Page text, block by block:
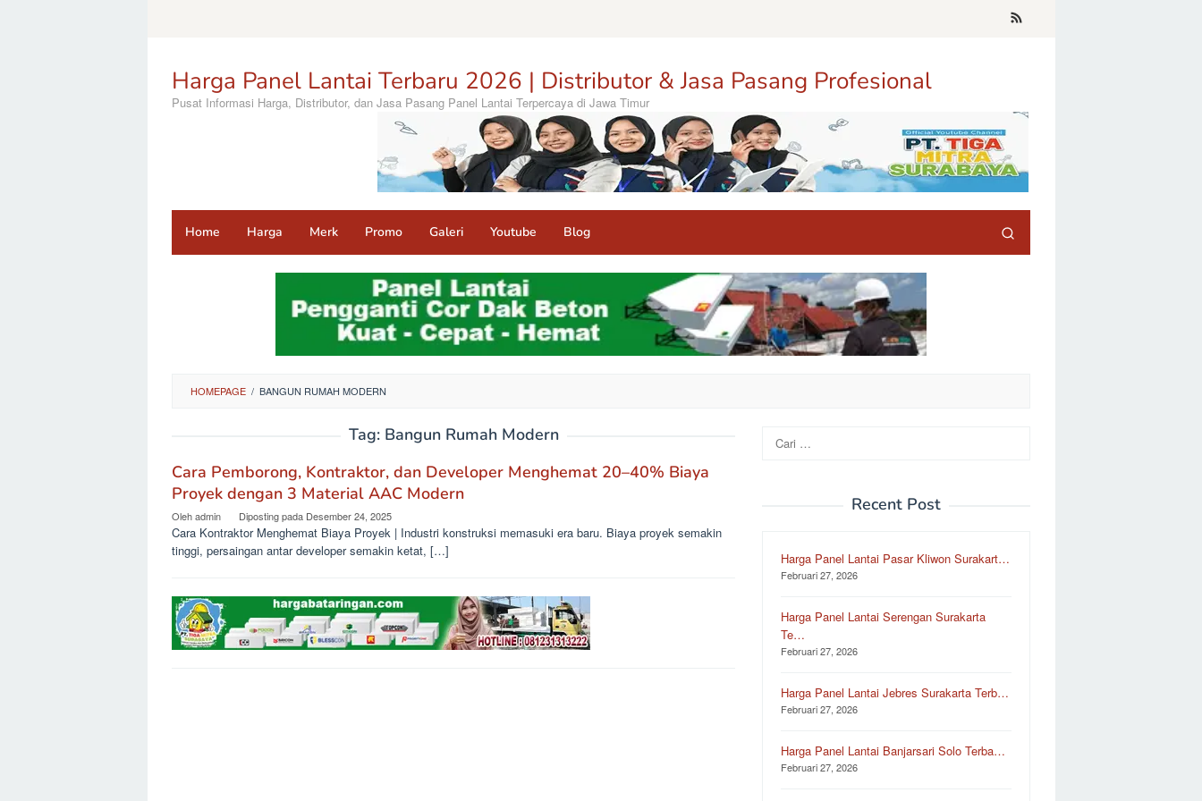
Harga Panel Lantai Terbaru 2026 | Distributor & Jasa Pasang Profesional
Pusat Informasi Harga, Distributor, dan Jasa Pasang Panel Lantai Terpercaya di Jawa Timur
Home Harga Merk Promo Galeri Youtube Blog
HOMEPAGE / BANGUN RUMAH MODERN
Tag: Bangun Rumah Modern
Cara Pemborong, Kontraktor, dan Developer Menghemat 20–40% Biaya
Proyek dengan 3 Material AAC Modern
Olehadmin Diposting pada Desember 24, 2025
Cara Kontraktor Menghemat Biaya Proyek | Industri konstruksi memasuki era baru. Biaya proyek semakin
tinggi, persaingan antar developer semakin ketat, […]
Cari
untuk:
Recent Post
Harga Panel Lantai Pasar Kliwon Surakart…
Februari 27, 2026
Harga Panel Lantai Serengan Surakarta
Te…
Februari 27, 2026
Harga Panel Lantai Jebres Surakarta Terb…
Februari 27, 2026
Harga Panel Lantai Banjarsari Solo Terba…
Februari 27, 2026